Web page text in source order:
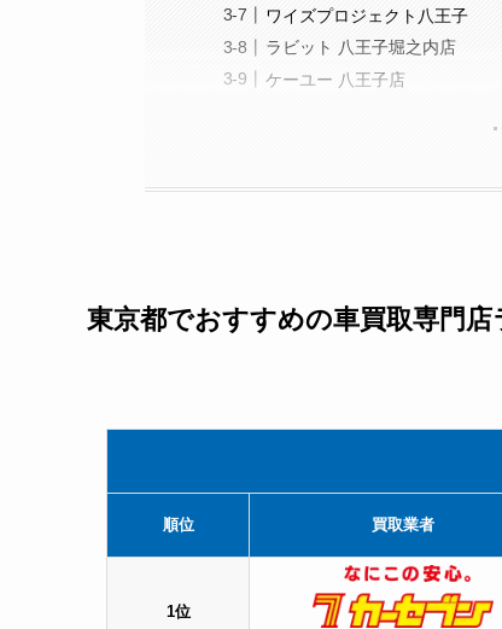
ワイズプロジェクト八王子
ラビット 八王子堀之内店
ケーユー 八王子店
東京都でおすすめの車買取専門
順位 買取業者
1位